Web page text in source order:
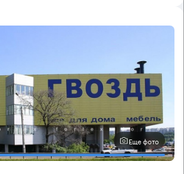
Еще фото